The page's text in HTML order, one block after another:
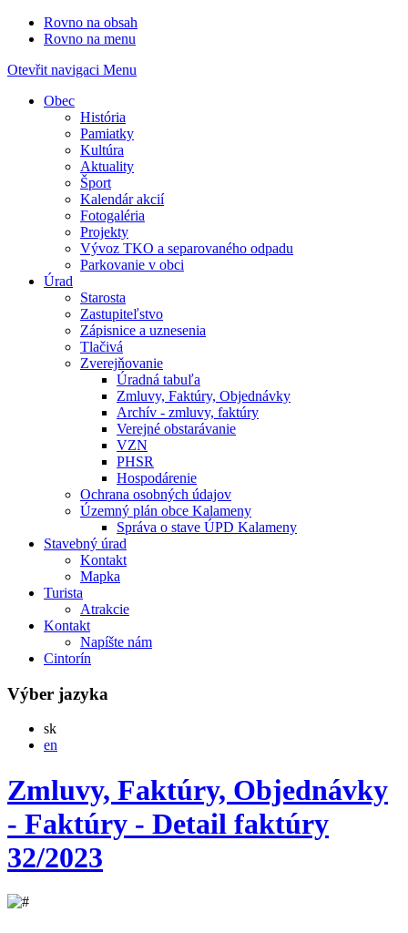
Rovno na obsah
Rovno na menu
Otevřit navigaci Menu
Obec
História
Pamiatky
Kultúra
Aktuality
Šport
Kalendár akcií
Fotogaléria
Projekty
Vývoz TKO a separovaného odpadu
Parkovanie v obci
Úrad
Starosta
Zastupiteľstvo
Zápisnice a uznesenia
Tlačivá
Zverejňovanie
Úradná tabuľa
Zmluvy, Faktúry, Objednávky
Archív - zmluvy, faktúry
Verejné obstarávanie
VZN
PHSR
Hospodárenie
Ochrana osobných údajov
Územný plán obce Kalameny
Správa o stave ÚPD Kalameny
Stavebný úrad
Kontakt
Mapka
Turista
Atrakcie
Kontakt
Napíšte nám
Cintorín
Výber jazyka
skSlovensky
en
Zmluvy, Faktúry, Objednávky
- Faktúry - Detail faktúry
32/2023